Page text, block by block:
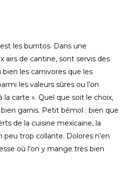
les burritos. Dans une
airs de cantine, sont servis des
bien les carnivores que les
les valeurs sûres ou l’on
la carte ». Quel que soit le choix,
garnis. Petit bémol : bien que
de la cuisine mexicaine, la
trop collante. Dolores n’en
où l’on y mange très bien